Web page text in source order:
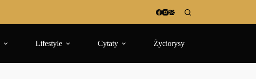
Lifestyle Cytaty Życiorysy